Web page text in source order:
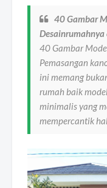
40 Gambar
Desainrumahnya
40 Gambar
Pemasangan
ini memang
rumah baik
minimalis yang
mempercantik